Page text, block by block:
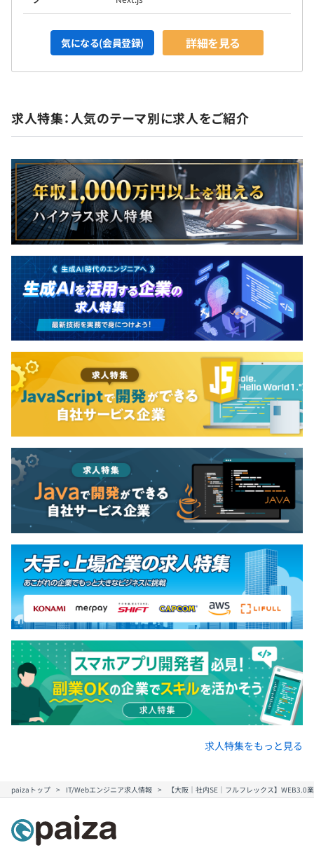
気になる(会員登録) 詳細を見る
求人特集：人気のテーマ別に求人をご紹介
求人特集をもっと見る
paizaトップ IT/Webエンジニア求人情報 【大阪｜社内SE｜フルフレックス】